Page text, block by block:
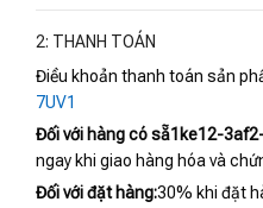
2: THANH TOÁN
Điều khoản thanh toán sản
7UV1
Đối với hàng có sẵ1ke12-
ngay khi giao hàng hóa và
Đối với đặt hàng:30% khi đặt